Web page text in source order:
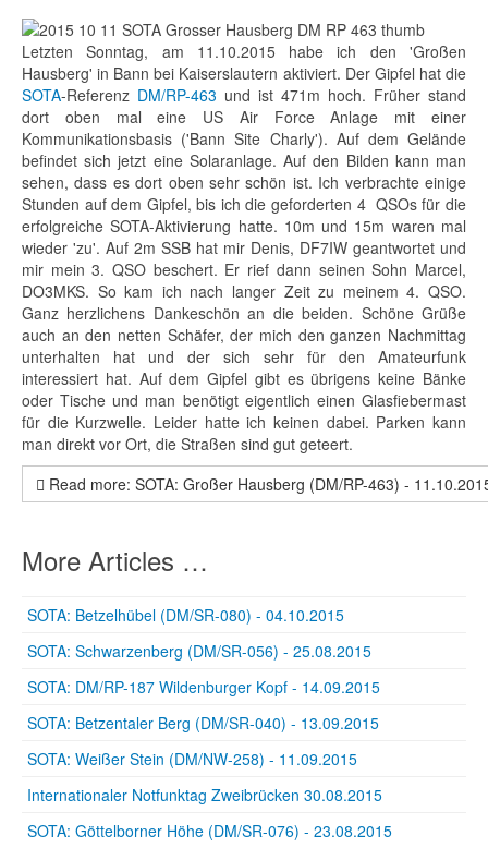
Letzten Sonntag, am 11.10.2015 habe ich den 'Großen
Hausberg' in Bann bei Kaiserslautern aktiviert. Der Gipfel hat die
SOTA-Referenz DM/RP-463 und ist 471m hoch. Früher stand
dort oben mal eine US Air Force Anlage mit einer
Kommunikationsbasis ('Bann Site Charly'). Auf dem Gelände
befindet sich jetzt eine Solaranlage. Auf den Bilden kann man
sehen, dass es dort oben sehr schön ist. Ich verbrachte einige
Stunden auf dem Gipfel, bis ich die geforderten 4 QSOs für die
erfolgreiche SOTA-Aktivierung hatte. 10m und 15m waren mal
wieder 'zu'. Auf 2m SSB hat mir Denis, DF7IW geantwortet und
mir mein 3. QSO beschert. Er rief dann seinen Sohn Marcel,
DO3MKS. So kam ich nach langer Zeit zu meinem 4. QSO.
Ganz herzlichens Dankeschön an die beiden. Schöne Grüße
auch an den netten Schäfer, der mich den ganzen Nachmittag
unterhalten hat und der sich sehr für den Amateurfunk
interessiert hat. Auf dem Gipfel gibt es übrigens keine Bänke
oder Tische und man benötigt eigentlich einen Glasfiebermast
für die Kurzwelle. Leider hatte ich keinen dabei. Parken kann
man direkt vor Ort, die Straßen sind gut geteert.
Read more: SOTA: Großer Hausberg (DM/RP-463) -
More Articles …
SOTA: Betzelhübel (DM/SR-080) - 04.10.2015
SOTA: Schwarzenberg (DM/SR-056) - 25.08.2015
SOTA: DM/RP-187 Wildenburger Kopf - 14.09.2015
SOTA: Betzentaler Berg (DM/SR-040) - 13.09.2015
SOTA: Weißer Stein (DM/NW-258) - 11.09.2015
Internationaler Notfunktag Zweibrücken 30.08.2015
SOTA: Göttelborner Höhe (DM/SR-076) - 23.08.2015